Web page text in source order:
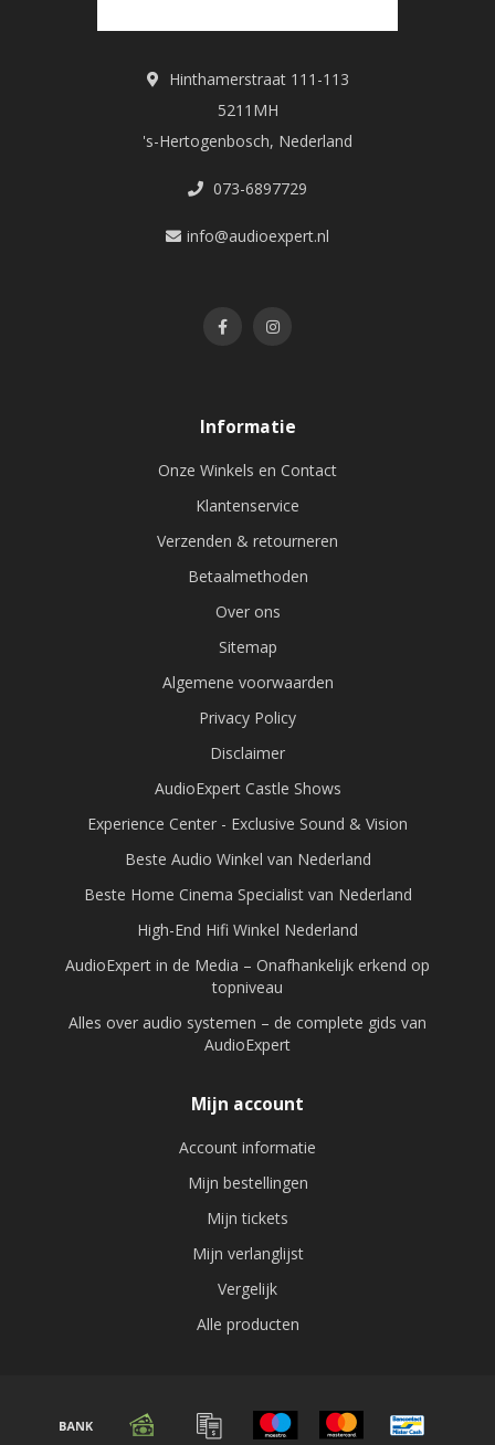
Inruilmodellen
Elk product wordt vooraf zorgvuldig getest en beoordeeld,
Nieuw: Inruilmodellen
WAT ZIJN INRUILMODELLEN?
Inruilmodellen zijn gebruikte producten die:
technisch zijn gecontroleerd door AudioExpert
volledig functioneren volgens specificaties
een aantrekkelijk prijsvoordeel bieden
Deze modellen kunnen lichte gebruikssporen vertonen,
maar leveren nog steeds de geluidskwaliteit die je van
Duurzame keuze: hergebruik van hoogwaardige
: vaak één exemplaar beschikbaar
Hinthamerstraat 111-113
5211MH
's-Hertogenbosch, Nederland
073-6897729
info@audioexpert.nl
Informatie
Onze Winkels en Contact
Klantenservice
Verzenden & retourneren
Betaalmethoden
Over ons
Sitemap
Algemene voorwaarden
Privacy Policy
Disclaimer
AudioExpert Castle Shows
Experience Center - Exclusive Sound & Vision
Beste Audio Winkel van Nederland
Beste Home Cinema Specialist van Nederland
High-End Hifi Winkel Nederland
AudioExpert in de Media – Onafhankelijk erkend op
topniveau
Alles over audio systemen – de complete gids van
AudioExpert
Mijn account
Account informatie
Mijn bestellingen
Mijn tickets
Mijn verlanglijst
Vergelijk
Alle producten